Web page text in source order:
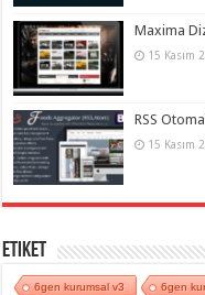
Maxima
15 Kasım
RSS
15 Kasım
Etiket
6gen kurumsal v3 6gen